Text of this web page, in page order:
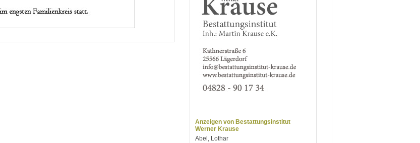
Anzeigen von Bestattungsinstitut
Werner Krause
Abel, Lothar